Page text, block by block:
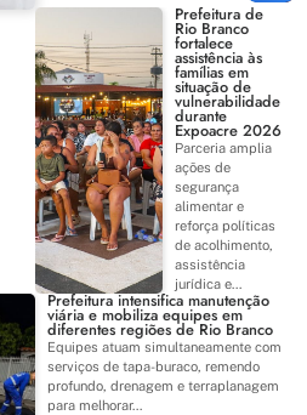
Prefeitura de
Rio Branco
fortalece
assistência às
famílias em
situação de
vulnerabilidade
durante
Expoacre 2026
Parceria amplia
ações de
segurança
alimentar e
reforça políticas
de acolhimento,
assistência
jurídica e...
Prefeitura intensifica manutenção
viária e mobiliza equipes em
diferentes regiões de Rio Branco
Equipes atuam simultaneamente com
serviços de tapa-buraco, remendo
profundo, drenagem e terraplanagem
para melhorar...